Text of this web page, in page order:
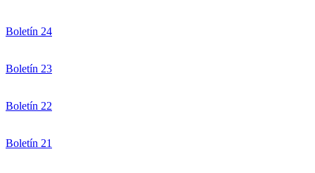
Boletín 24
Boletín 23
Boletín 22
Boletín 21